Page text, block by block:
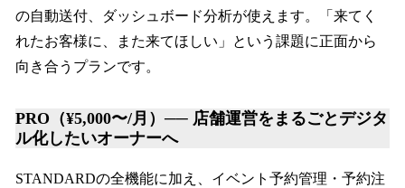
の自動送付、ダッシュボード分析が使えます。「来てく
れたお客様に、また来てほしい」という課題に正面から
向き合うプランです。
PRO（¥5,000〜/月）── 店舗運営をまるごとデジタ
ル化したいオーナーへ
STANDARDの全機能に加え、イベント予約管理・予約注